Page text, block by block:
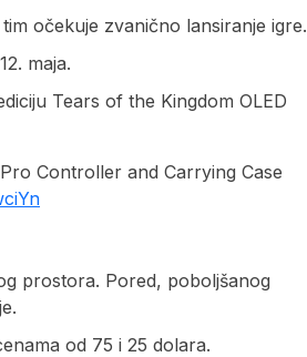
očekuje zvanično lansiranje igre.
maja.
Tears of the Kingdom OLED
Controller and Carrying Case
prostora. Pored, poboljšanog
od 75 i 25 dolara.